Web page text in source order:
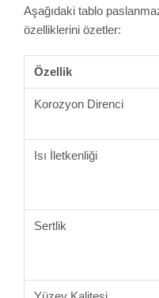
Aşağıdaki tablo
özelliklerini özetler:
Özellik
Korozyon Direnci
Isı İletkenliği
Sertlik